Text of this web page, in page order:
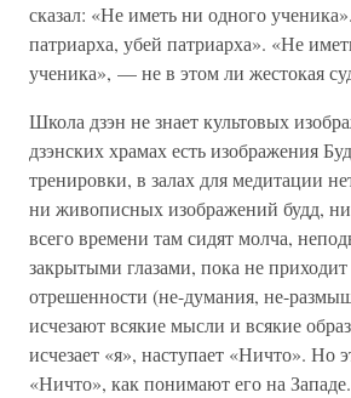
сказал: «Не иметь ни одного
патриарха, убей патриарха». «Не
ученика», — не в этом ли жестокая
Школа дзэн не знает культовых
дзэнских храмах есть изображения
тренировки, в залах для медитации
ни живописных изображений будд,
всего времени там сидят молча,
закрытыми глазами, пока не
отрешенности (не-думания, не-
исчезают всякие мысли и всякие
исчезает «я», наступает «Ничто». Но
«Ничто», как понимают его на